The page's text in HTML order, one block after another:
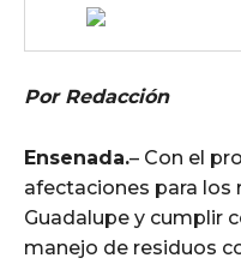
Por Redacción
Ensenada.– Con el
afectaciones para los
Guadalupe y cumplir
manejo de residuos